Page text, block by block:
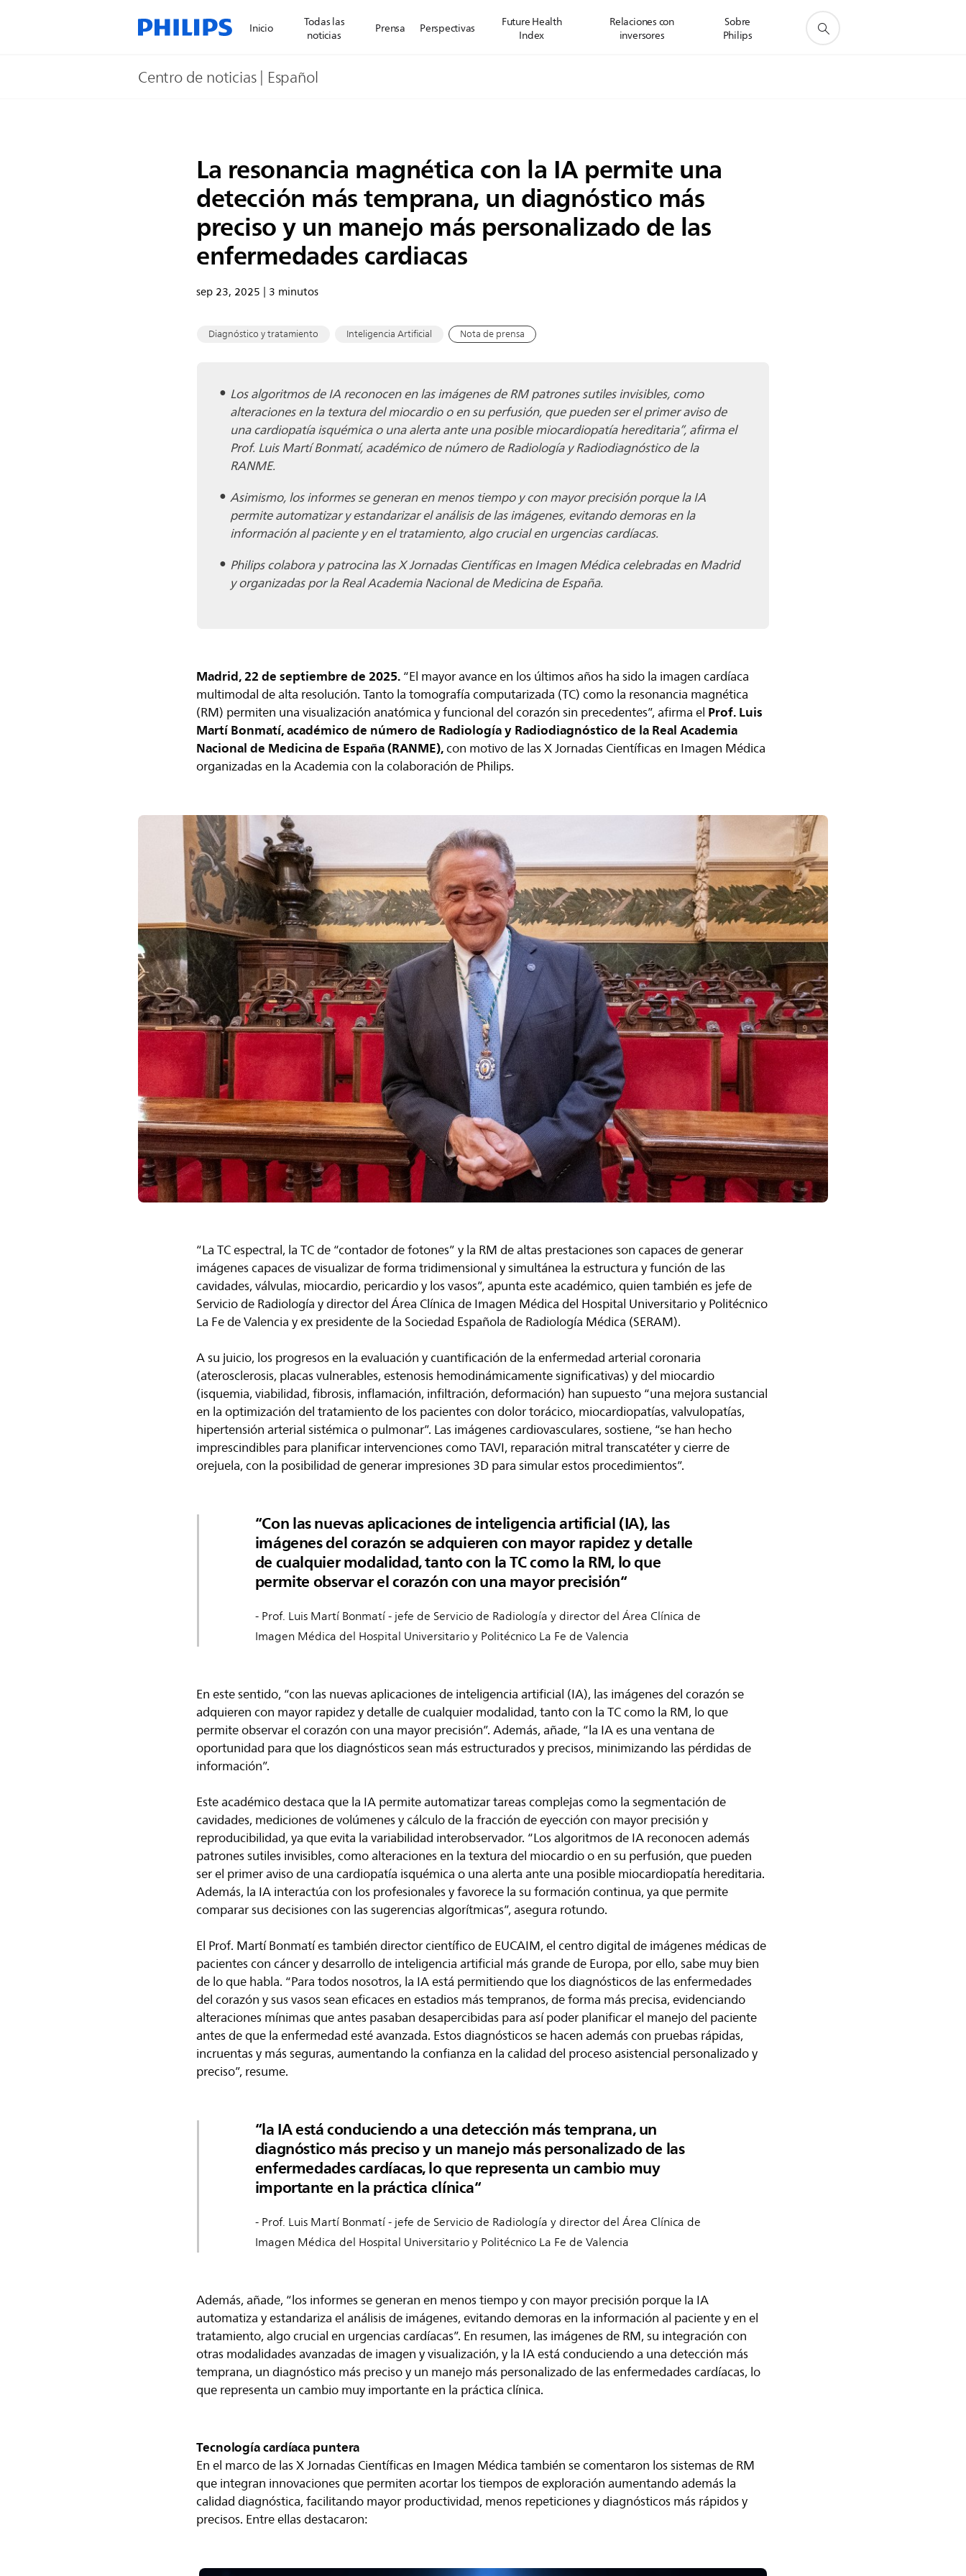
Inicio
Todas las
noticias
Prensa Perspectivas
Future Health
Index
Relaciones con
inversores
Sobre
Philips
Centro de noticias | Español
La resonancia magnética con la IA permite una
detección más temprana, un diagnóstico más
preciso y un manejo más personalizado de las
enfermedades cardiacas
sep 23, 2025 | 3 minutos
Diagnóstico y tratamiento Inteligencia Artificial Nota de prensa
Los algoritmos de IA reconocen en las imágenes de RM patrones sutiles invisibles, como
alteraciones en la textura del miocardio o en su perfusión, que pueden ser el primer aviso de
una cardiopatía isquémica o una alerta ante una posible miocardiopatía hereditaria”, afirma el
Prof. Luis Martí Bonmatí, académico de número de Radiología y Radiodiagnóstico de la
RANME.
Asimismo, los informes se generan en menos tiempo y con mayor precisión porque la IA
permite automatizar y estandarizar el análisis de las imágenes, evitando demoras en la
información al paciente y en el tratamiento, algo crucial en urgencias cardíacas.
Philips colabora y patrocina las X Jornadas Científicas en Imagen Médica celebradas en Madrid
y organizadas por la Real Academia Nacional de Medicina de España.
Madrid, 22 de septiembre de 2025.“El mayor avance en los últimos años ha sido la imagen cardíaca
multimodal de alta resolución. Tanto la tomografía computarizada (TC) como la resonancia magnética
(RM) permiten una visualización anatómica y funcional del corazón sin precedentes”, afirma el Prof. Luis
Martí Bonmatí, académico de número de Radiología y Radiodiagnóstico de la Real Academia
Nacional de Medicina de España (RANME),con motivo de las X Jornadas Científicas en Imagen Médica
organizadas en la Academia con la colaboración de Philips.
“La TC espectral, la TC de “contador de fotones” y la RM de altas prestaciones son capaces de generar
imágenes capaces de visualizar de forma tridimensional y simultánea la estructura y función de las
cavidades, válvulas, miocardio, pericardio y los vasos”, apunta este académico, quien también es jefe de
Servicio de Radiología y director del Área Clínica de Imagen Médica del Hospital Universitario y Politécnico
La Fe de Valencia y ex presidente de la Sociedad Española de Radiología Médica (SERAM).
A su juicio, los progresos en la evaluación y cuantificación de la enfermedad arterial coronaria
(aterosclerosis, placas vulnerables, estenosis hemodinámicamente significativas) y del miocardio
(isquemia, viabilidad, fibrosis, inflamación, infiltración, deformación) han supuesto “una mejora sustancial
en la optimización del tratamiento de los pacientes con dolor torácico, miocardiopatías, valvulopatías,
hipertensión arterial sistémica o pulmonar”. Las imágenes cardiovasculares, sostiene, “se han hecho
imprescindibles para planificar intervenciones como TAVI, reparación mitral transcatéter y cierre de
orejuela, con la posibilidad de generar impresiones 3D para simular estos procedimientos”.
Con las nuevas aplicaciones de inteligencia artificial (IA), las
imágenes del corazón se adquieren con mayor rapidez y detalle
de cualquier modalidad, tanto con la TC como la RM, lo que
permite observar el corazón con una mayor precisión
- Prof. Luis Martí Bonmatí - jefe de Servicio de Radiología y director del Área Clínica de
Imagen Médica del Hospital Universitario y Politécnico La Fe de Valencia
En este sentido, “con las nuevas aplicaciones de inteligencia artificial (IA), las imágenes del corazón se
adquieren con mayor rapidez y detalle de cualquier modalidad, tanto con la TC como la RM, lo que
permite observar el corazón con una mayor precisión”. Además, añade, “la IA es una ventana de
oportunidad para que los diagnósticos sean más estructurados y precisos, minimizando las pérdidas de
información”.
Este académico destaca que la IA permite automatizar tareas complejas como la segmentación de
cavidades, mediciones de volúmenes y cálculo de la fracción de eyección con mayor precisión y
reproducibilidad, ya que evita la variabilidad interobservador. “Los algoritmos de IA reconocen además
patrones sutiles invisibles, como alteraciones en la textura del miocardio o en su perfusión, que pueden
ser el primer aviso de una cardiopatía isquémica o una alerta ante una posible miocardiopatía hereditaria.
Además, la IA interactúa con los profesionales y favorece la su formación continua, ya que permite
comparar sus decisiones con las sugerencias algorítmicas”, asegura rotundo.
El Prof. Martí Bonmatí es también director científico de EUCAIM, el centro digital de imágenes médicas de
pacientes con cáncer y desarrollo de inteligencia artificial más grande de Europa, por ello, sabe muy bien
de lo que habla. “Para todos nosotros, la IA está permitiendo que los diagnósticos de las enfermedades
del corazón y sus vasos sean eficaces en estadios más tempranos, de forma más precisa, evidenciando
alteraciones mínimas que antes pasaban desapercibidas para así poder planificar el manejo del paciente
antes de que la enfermedad esté avanzada. Estos diagnósticos se hacen además con pruebas rápidas,
incruentas y más seguras, aumentando la confianza en la calidad del proceso asistencial personalizado y
preciso”, resume.
la IA está conduciendo a una detección más temprana, un
diagnóstico más preciso y un manejo más personalizado de las
enfermedades cardíacas, lo que representa un cambio muy
importante en la práctica clínica
- Prof. Luis Martí Bonmatí - jefe de Servicio de Radiología y director del Área Clínica de
Imagen Médica del Hospital Universitario y Politécnico La Fe de Valencia
Además, añade, “los informes se generan en menos tiempo y con mayor precisión porque la IA
automatiza y estandariza el análisis de imágenes, evitando demoras en la información al paciente y en el
tratamiento, algo crucial en urgencias cardíacas”. En resumen, las imágenes de RM, su integración con
otras modalidades avanzadas de imagen y visualización, y la IA está conduciendo a una detección más
temprana, un diagnóstico más preciso y un manejo más personalizado de las enfermedades cardíacas, lo
que representa un cambio muy importante en la práctica clínica.
Tecnología cardíaca puntera
En el marco de las X Jornadas Científicas en Imagen Médica también se comentaron los sistemas de RM
que integran innovaciones que permiten acortar los tiempos de exploración aumentando además la
calidad diagnóstica, facilitando mayor productividad, menos repeticiones y diagnósticos más rápidos y
precisos. Entre ellas destacaron: